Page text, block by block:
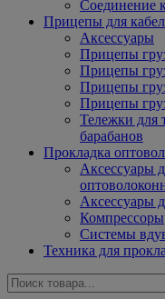
Соединение
Прицепы для
Аксессуары
Прицепы
Прицепы
Прицепы
Прицепы
Тележки для
барабанов
Прокладка
Аксессуары
Аксессуары
Компрессоры
Системы
Техника для